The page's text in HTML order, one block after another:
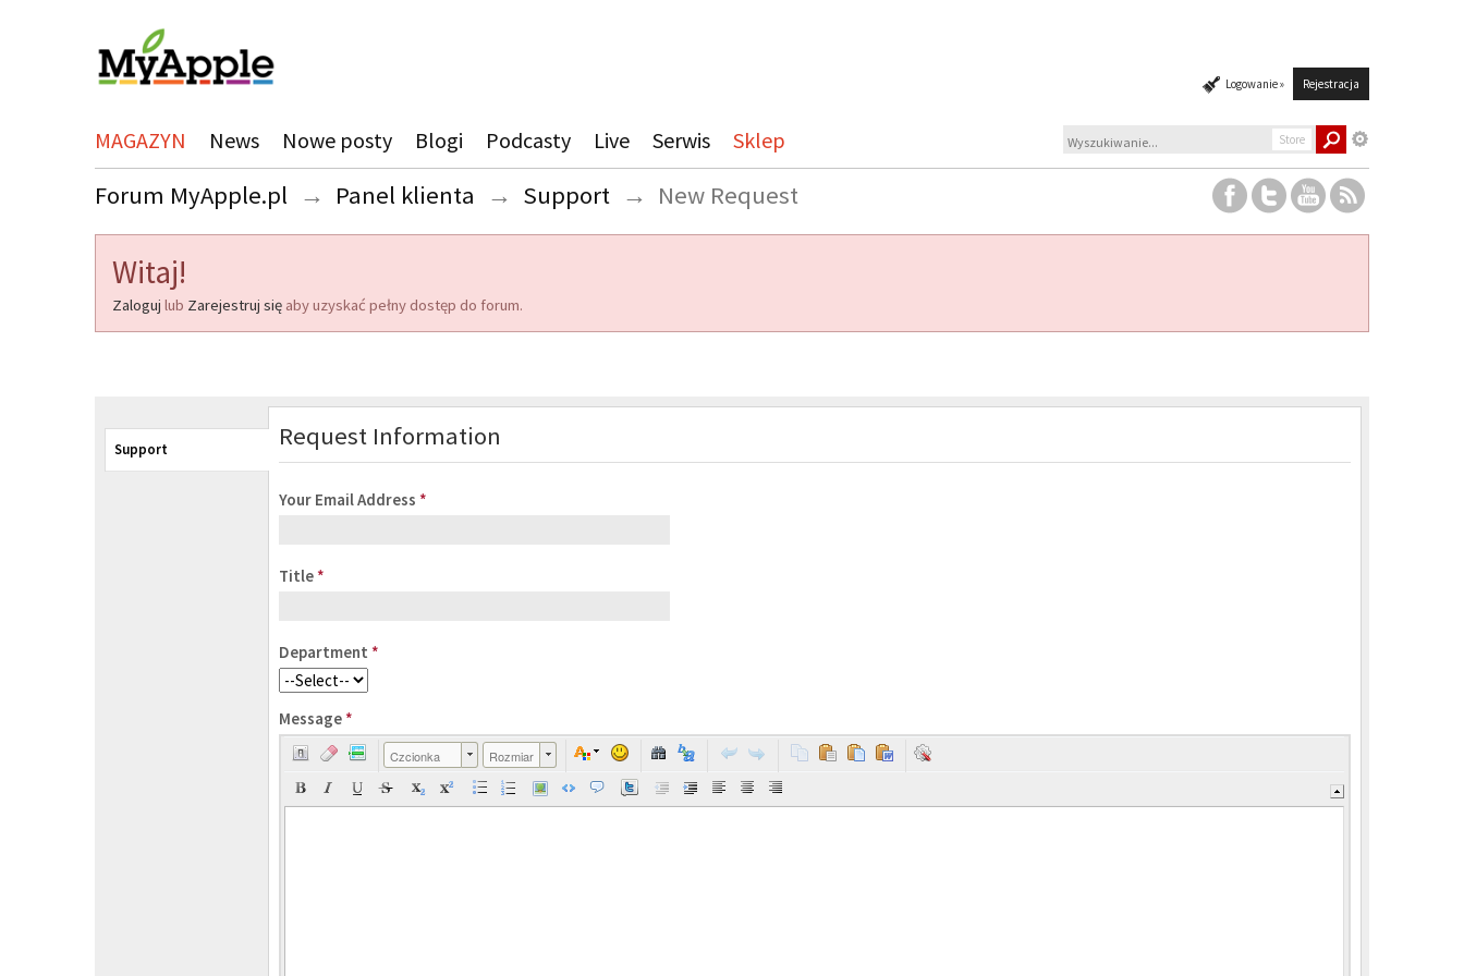
Logowanie » Rejestracja
MAGAZYN News Nowe posty Blogi Podcasty Live Serwis Sklep Store
Forum MyApple.pl → Panel klienta → Support → New Request
Witaj!
Zaloguj lub Zarejestruj się aby uzyskać pełny dostęp do forum.
Support Request Information
Your Email Address *
Title *
Department *
Message *
Czcionka Rozmiar